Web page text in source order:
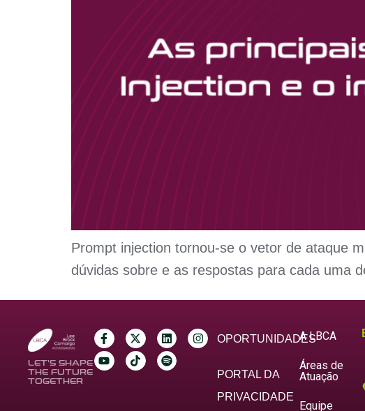
Prompt injection tornou-se o vetor de ataque
dúvidas sobre e as respostas para cada uma
LET’S SHAPE
THE FUTURE
TOGETHER
OPORTUNIDADES
PORTAL DA
PRIVACIDADE
A LBCA
Áreas de
Atuação
Equipe